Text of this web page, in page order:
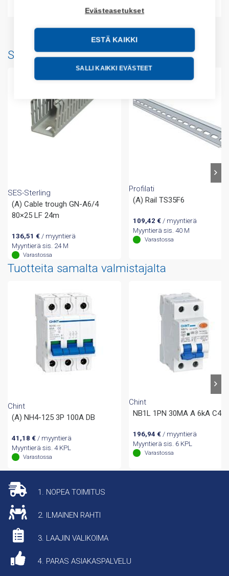
Evästeasetukset
ESTÄ KAIKKI
SALLI KAIKKI EVÄSTEET
Saatat myös pitää...
SES-Sterling
(A) Cable trough GN-A6/4
80×25 LF 24m
136,51 €/ myyntierä
Myyntierä sis. 24 M
Varastossa
Profilati
(A) Rail TS35F6
109,42 € / myyntierä
Myyntierä sis. 40 M
Varastossa
Tuotteita samalta valmistajalta
Chint
(A) NH4-125 3P 100A DB
41,18 €/ myyntierä
Myyntierä sis. 4 KPL
Varastossa
Chint
NB1L 1PN 30MA A 6kA C4
196,94 € / myyntierä
Myyntierä sis. 6 KPL
Varastossa
1. NOPEA TOIMITUS
2. ILMAINEN RAHTI
3. LAAJIN VALIKOIMA
4. PARAS ASIAKASPALVELU